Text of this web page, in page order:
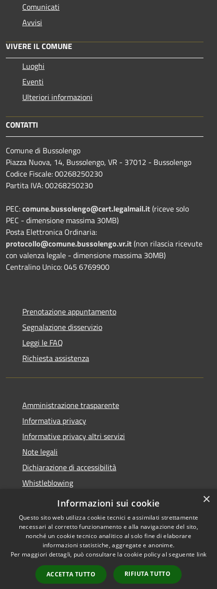
Comunicati
Avvisi
VIVERE IL COMUNE
Luoghi
Eventi
Ulteriori informazioni
CONTATTI
Comune di Bussolengo
Piazza Nuova, 14, Bussolengo, VR - 37012 - Bussolengo
Codice Fiscale: 00268250230
Partita IVA: 00268250230
PEC:comune.bussolengo@cert.legalmail.it(riceve solo
PEC - dimensione massima 30MB)
Posta Elettronica Ordinaria:
protocollo@comune.bussolengo.vr.it(non rilascia ricevute
con valenza legale - dimensione massima 30MB)
Centralino Unico: 045 6769900
Prenotazione appuntamento
Segnalazione disservizio
Leggi le FAQ
Richiesta assistenza
Amministrazione trasparente
Informativa privacy
Informative privacy altri servizi
Note legali
Dichiarazione di accessibilità
Whistleblowing
RSS
Accessibilità
Privacy
Mappa del sito
Copyright © 2026 • Comune di
Bussolengo • Powered by
Municipium•Accesso
redazione
×
Informazioni sui cookie
Questo sito web utilizza cookie tecnici e assimilati strettamente
necessari al corretto funzionamento e alla navigazione del sito,
nonché un cookie tecnico analitico al solo fine di elaborare
informazioni statistiche, aggregate e anonime.
Per maggiori dettagli, può consultare la cookie policy al seguente link
ACCETTA TUTTO RIFIUTA TUTTO